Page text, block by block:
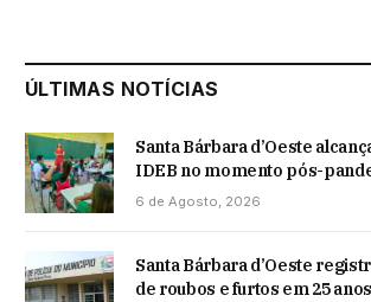
ÚLTIMAS NOTÍCIAS
Santa Bárbara d’Oeste
IDEB no momento pós-
6 de Agosto, 2026
Santa Bárbara d’Oeste
de roubos e furtos em 25 anos